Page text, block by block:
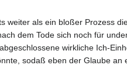
weiter als ein bloßer Prozess
dem Tode sich noch für
wirkliche Ich-
sodaß eben der Glaube